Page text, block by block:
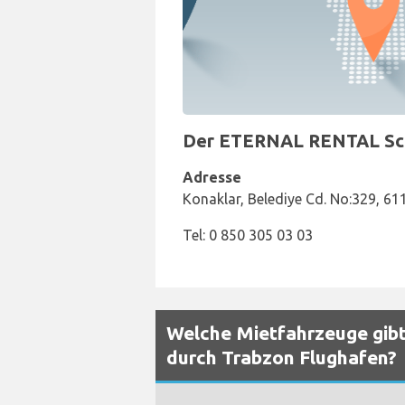
Der ETERNAL RENTAL
Adresse
Konaklar, Belediye Cd. No:329,
Tel: 0 850 305 03 03
Welche Mietfahrzeuge
durch Trabzon Flughafen?